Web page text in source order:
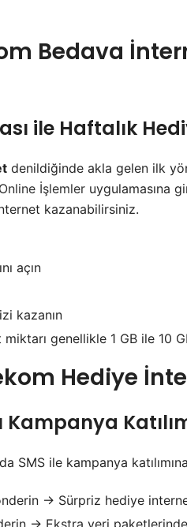
Bedava
ile Haftalık
denildiğinde akla gelen ilk
İşlemler uygulamasına
kazanabilirsiniz.
açın
kazanın
genellikle 1 GB ile 10
Hediye
Kampanya
SMS ile kampanya
→ Sürpriz hediye
→ Ekstra veri